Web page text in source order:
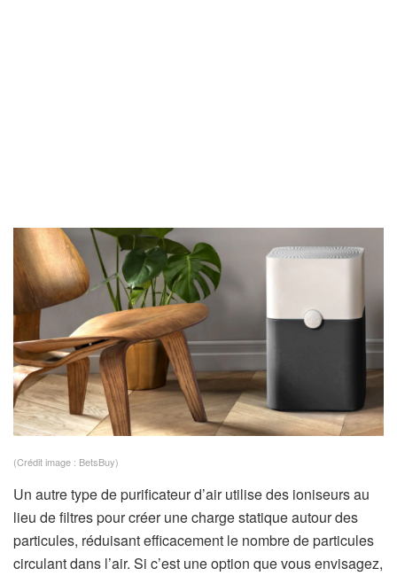
(Crédit image : BetsBuy)
Un autre type de purificateur d’air utilise des ioniseurs au
lieu de filtres pour créer une charge statique autour des
particules, réduisant efficacement le nombre de particules
circulant dans l’air. Si c’est une option que vous envisagez,